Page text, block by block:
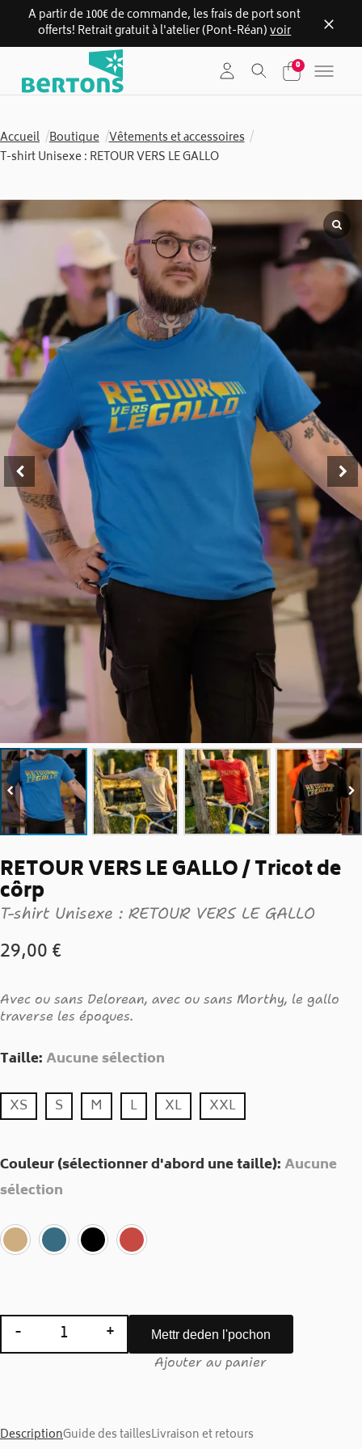
A partir de 100€ de commande, les frais de port sont
offerts! Retrait gratuit à l'atelier (Pont-Réan)voir
content
0
Accueil /Boutique /Vêtements et accessoires /
T-shirt Unisexe : RETOUR VERS LE GALLO
RETOUR VERS LE GALLO / Tricot de
côrp
T-shirt Unisexe : RETOUR VERS LE GALLO
29,00€
Avec ou sans Delorean, avec ou sans Morthy, le gallo
traverse les époques.
Taille:Aucune sélection
XS S M L XL XXL
Couleur (sélectionner d'abord une taille):Aucune
sélection
quantité de T-shirt Unisexe : RETOUR VERS LE
- + Mettr deden l'pochon
Ajouter au panier
DescriptionGuide des taillesLivraison et retours